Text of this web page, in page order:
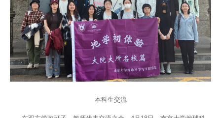
本科生交流